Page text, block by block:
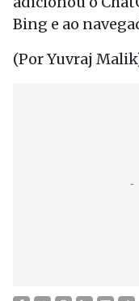
Bing e ao
(Por Yuvraj